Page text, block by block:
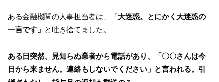
ある金融機関の人事担当者は、
「大迷惑。とにかく大迷惑の
一言です」 と吐き捨てました。
ある日突然、見知らぬ業者から電話があり、「〇〇さんは今
日から来ません。連絡もしないでください」と言われる。引